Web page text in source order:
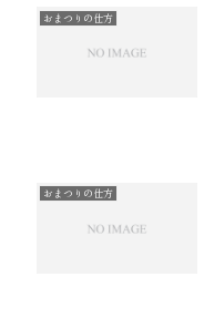
おまつりの仕方
おまつりの仕方